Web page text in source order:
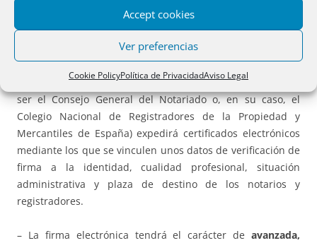
Accept cookies
Ver preferencias
Cookie PolicyPolítica de PrivacidadAviso Legal
– Dichos funcionarios dispondrán
sistemas telemáticospara la emisión, transmisión,
comunicación y recepción de información.
prestador de servicios de certificación(que lo podrá
ser el Consejo General del Notariado o, en su caso, el
Colegio Nacional de Registradores de la Propiedad y
Mercantiles de España) expedirá certificados electrónicos
mediante los que se vinculen unos datos de verificación de
firma a la identidad, cualidad profesional, situación
administrativa y plaza de destino de los notarios y
registradores.
– La firma electrónica tendrá el carácter de avanzada,